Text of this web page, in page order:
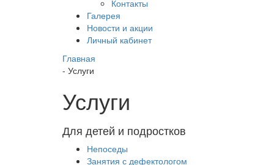
Контакты
Галерея
Новости и акции
Личный кабинет
Главная
- Услуги
Услуги
Для детей и подростков
Непоседы
Занятия с дефектологом